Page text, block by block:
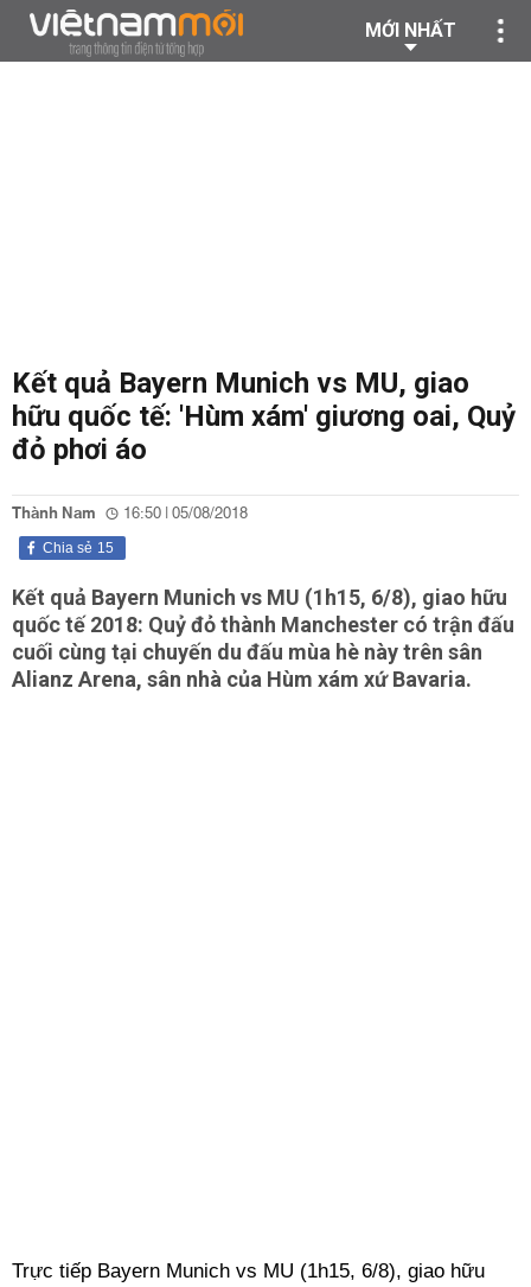
MỚI NHẤT
Kết quả Bayern Munich vs MU, giao
hữu quốc tế: 'Hùm xám' giương oai, Quỷ
đỏ phơi áo
Thành Nam 16:50 | 05/08/2018
15
Chia sẻ
Kết quả Bayern Munich vs MU (1h15, 6/8), giao hữu
quốc tế 2018: Quỷ đỏ thành Manchester có trận đấu
cuối cùng tại chuyến du đấu mùa hè này trên sân
Alianz Arena, sân nhà của Hùm xám xứ Bavaria.
Trực tiếp Bayern Munich vs MU (1h15, 6/8), giao hữu